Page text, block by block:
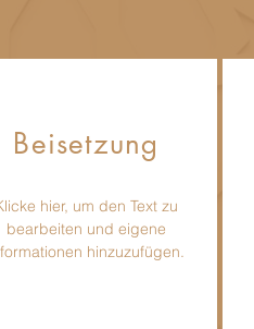
Beisetzung
hier, um den Text zu
bearbeiten und eigene
hinzuzufügen.